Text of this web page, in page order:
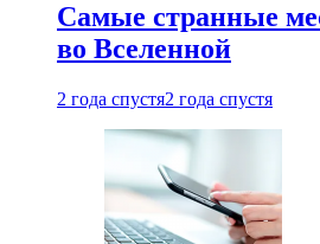
Самые странные
во Вселенной
2 года спустя2 года спустя